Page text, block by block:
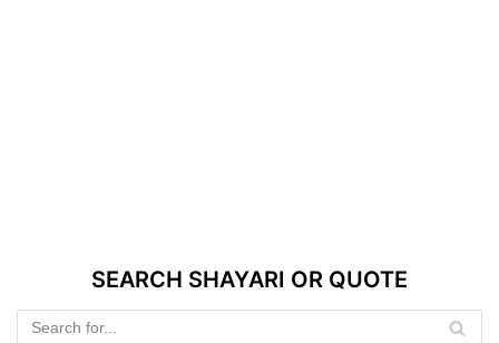
SEARCH SHAYARI OR QUOTE